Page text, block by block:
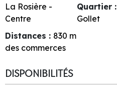
La Rosière -
Centre
Quartier :
Gollet
Distances : 830 m
des commerces
DISPONIBILITÉS